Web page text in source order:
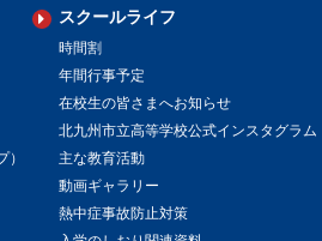
スクールライフ
時間割
年間行事予定
在校生の皆さまへお知らせ
北九州市立高等学校公式インスタグラム
主な教育活動
動画ギャラリー
熱中症事故防止対策